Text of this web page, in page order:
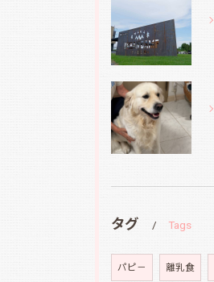
タグ Tags
パピ－ 離乳食